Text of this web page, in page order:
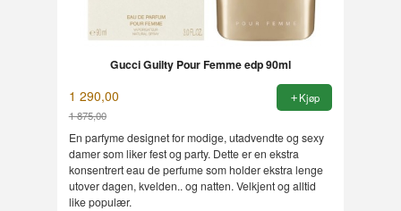
Gucci Guilty Pour Femme edp 90ml
1 290,00
1 875,00
Rabatt
Kjøp
En parfyme designet for modige, utadvendte og sexy
damer som liker fest og party. Dette er en ekstra
konsentrert eau de perfume som holder ekstra lenge
utover dagen, kvelden.. og natten. Velkjent og alltid
like populær.